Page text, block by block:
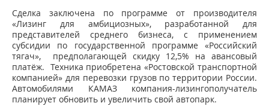
КОНТАКТНАЯ ИНФОРМАЦИЯ
Сделка заключена по программе от производителя
«Лизинг для амбициозных», разработанной для
представителей среднего бизнеса, с применением
субсидии по государственной программе «Российский
тягач», предполагающей скидку 12,5% на авансовый
платёж. Техника приобретена «Ростовской транспортной
компанией» для перевозки грузов по территории России.
Автомобилями КАМАЗ компания-лизингополучатель
планирует обновить и увеличить свой автопарк.